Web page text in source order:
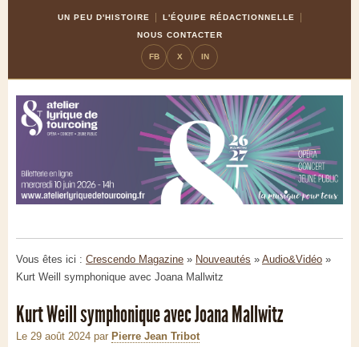
UN PEU D'HISTOIRE
L'ÉQUIPE RÉDACTIONNELLE
NOUS CONTACTER
FB X IN
Vous êtes ici : Crescendo Magazine » Nouveautés » Audio&Vidéo »
Kurt Weill symphonique avec Joana Mallwitz
Kurt Weill symphonique avec Joana Mallwitz
Le 29 août 2024 par Pierre Jean Tribot